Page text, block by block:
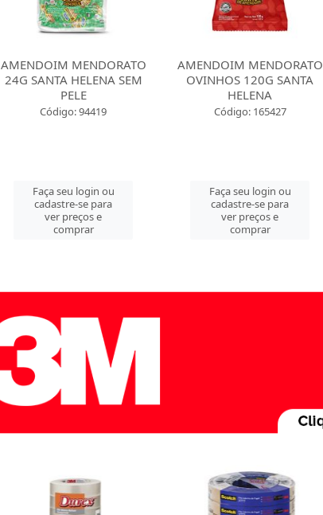
AMENDOIM MENDORATO
24G SANTA HELENA SEM
PELE
Código: 94419
Faça seu login ou
cadastre-se para
ver preços e
comprar
AMENDOIM MENDORATO
OVINHOS 120G SANTA
HELENA
Código: 165427
Faça seu login ou
cadastre-se para
ver preços e
comprar